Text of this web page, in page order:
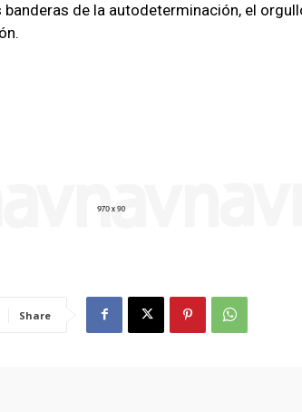
banderas de la autodeterminación, el
Share